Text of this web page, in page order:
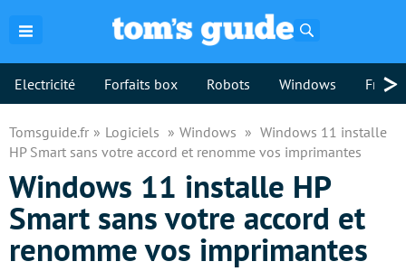
Electricité Forfaits box Robots Windows >
Tomsguide.fr Logiciels Windows
Windows 11 installe
HP Smart sans votre accord et renomme vos imprimantes
Windows 11 installe HP
Smart sans votre accord et
renomme vos imprimantes